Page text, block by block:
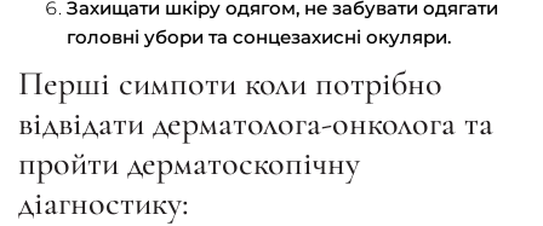
Захищати шкіру одягом, не забувати одягати
головні убори та сонцезахисні окуляри.
Перші симпоти коли потрібно
відвідати дерматолога-онколога та
пройти дерматоскопічну
діагностику: